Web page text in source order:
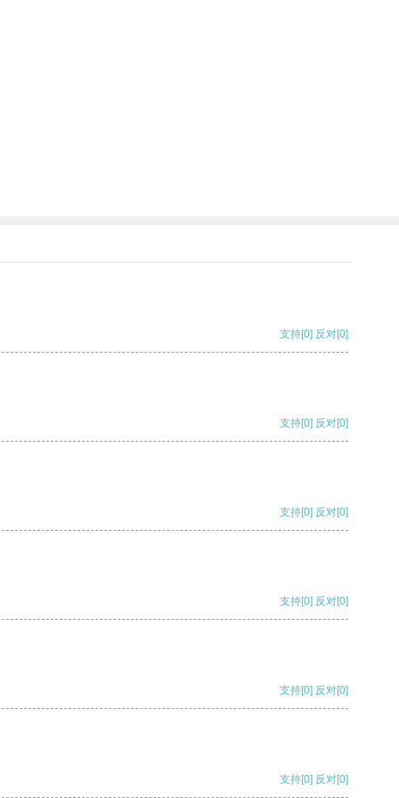
支持[0] 反对[0]
支持[0] 反对[0]
支持[0] 反对[0]
支持[0] 反对[0]
支持[0] 反对[0]
支持[0] 反对[0]